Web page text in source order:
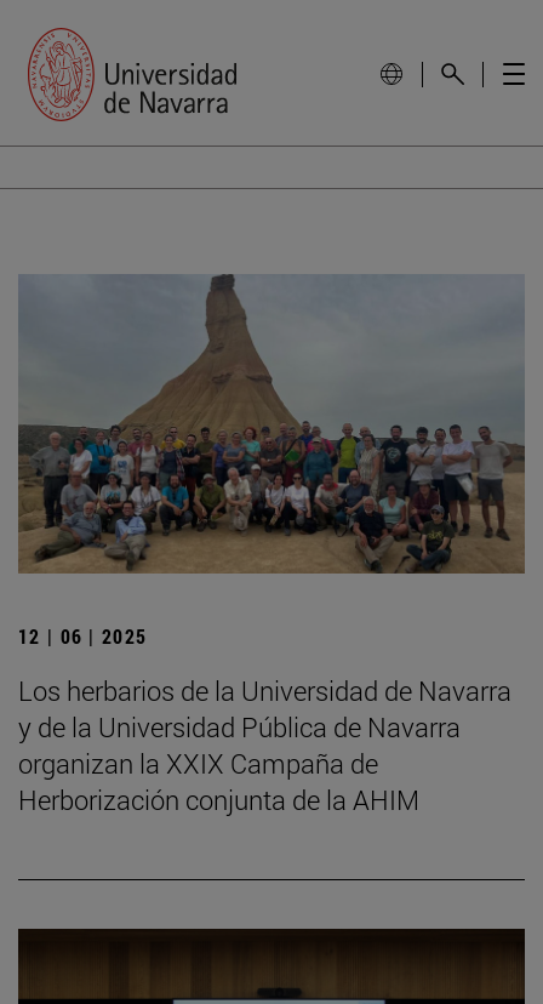
12 | 06 | 2025
Los herbarios de la Universidad de Navarra
y de la Universidad Pública de Navarra
organizan la XXIX Campaña de
Herborización conjunta de la AHIM